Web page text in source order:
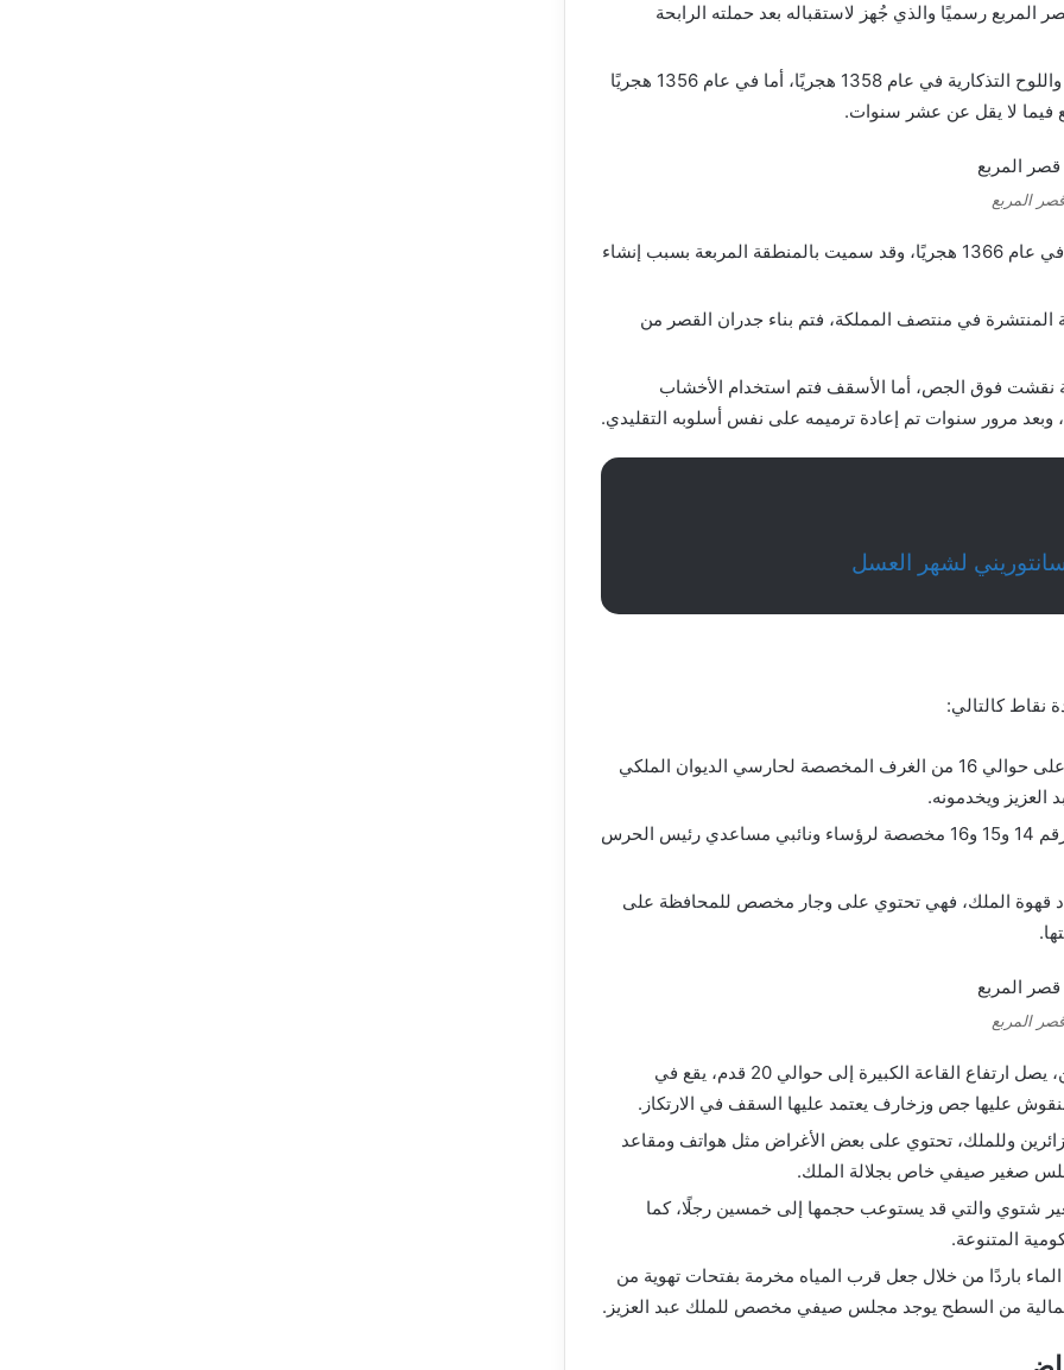
بالانتقال إلى قصر المربع رسميًا والذي جُهز لاستقباله بعد حملته الرابحة
في المدخل الرئيسي للقصر، تم وضع الرسومات واللوح التذكارية في عام 1358 هجريًا، أما في عام 1356 هجريًا
فيما لا يقل عن عشر سنوات.
قصر المربع
تم إتمام بناء هيئة المربع العامة للمدينة الرئيسية في عام 1366 هجريًا، وقد سميت بالمنطقة المربعة بسبب إنشاء
المنتشرة في منتصف المملكة، فتم بناء جدران القصر من
نقشت فوق الجص، أما الأسقف فتم استخدام الأخشاب
وبعد مرور سنوات تم إعادة ترميمه على نفس أسلوبه التقليدي.
لشهر العسل
كالتالي:
الدور الأرضي: يمتلك الدور الأرضي لقصر المربع على حوالي 16 من الغرف المخصصة لحارسي الديوان الملكي
العزيز ويخدمونه.
فعلى سبيل المثال لا الحصر، جميع غرف القصر رقم 14 و15 و16 مخصصة لرؤساء ونائبي مساعدي رئيس الحرس
لإعداد قهوة الملك، فهي تحتوي على وجار مخصص للمحافظة على
قصر المربع
الدور العلوي: يحتوي الدور على قاعتين أساسيتين، يصل ارتفاع القاعة الكبيرة إلى حوالي 20 قدم، يقع في
عليها جص وزخارف يعتمد عليها السقف في الارتكاز.
وللملك، تحتوي على بعض الأغراض مثل هواتف ومقاعد
صغير صيفي خاص بجلالة الملك.
شتوي والتي قد يستوعب حجمها إلى خمسين رجلًا، كما
المتنوعة.
باردًا من خلال جعل قرب المياه مخرمة بفتحات تهوية من
من السطح يوجد مجلس صيفي مخصص للملك عبد العزيز.